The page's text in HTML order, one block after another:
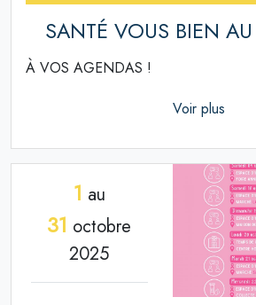
SANTÉ VOUS BIEN
À VOS AGENDAS !
Voir plus
1 au
31 octobre
2025